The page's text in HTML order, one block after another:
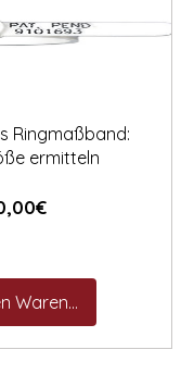
Ringmaßband:
ermitteln
Preis
Warenkorb